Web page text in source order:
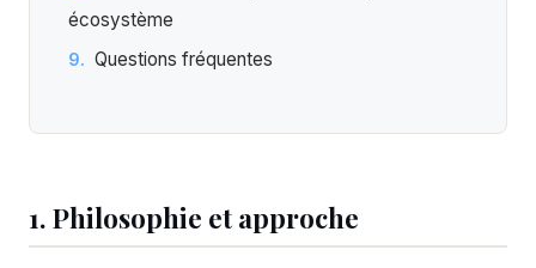
écosystème
Questions fréquentes
1. Philosophie et approche